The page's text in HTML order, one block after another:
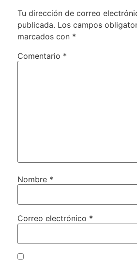
Tu dirección de correo
publicada. Los campos
marcados con *
Comentario *
Nombre *
Correo electrónico *